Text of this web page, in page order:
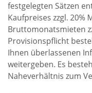
festgelegten Sätzen
Kaufpreises zzgl. 20%
Bruttomonatsmieten
Provisionspflicht
Ihnen überlassenen
weitergeben. Es
Naheverhältnis zum